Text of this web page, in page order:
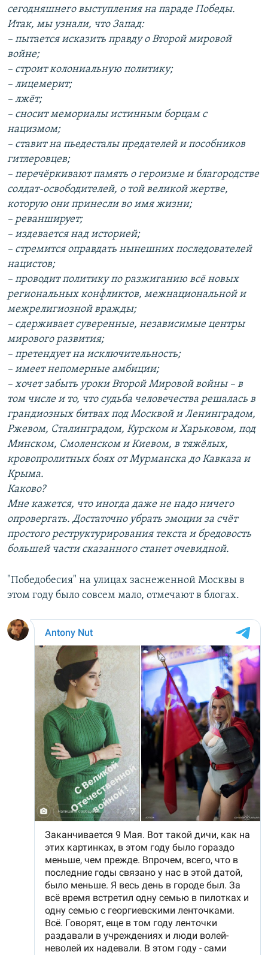
сегодняшнего выступления на параде Победы.
Итак, мы узнали, что Запад:
– пытается исказить правду о Второй мировой
войне;
– строит колониальную политику;
– лицемерит;
– лжёт;
– сносит мемориалы истинным борцам с
нацизмом;
– ставит на пьедесталы предателей и пособников
гитлеровцев;
– перечёркивают память о героизме и благородстве
солдат-освободителей, о той великой жертве,
которую они принесли во имя жизни;
– реванширует;
– издевается над историей;
– стремится оправдать нынешних последователей
нацистов;
– проводит политику по разжиганию всё новых
региональных конфликтов, межнациональной и
межрелигиозной вражды;
– сдерживает суверенные, независимые центры
мирового развития;
– претендует на исключительность;
– имеет непомерные амбиции;
– хочет забыть уроки Второй Мировой войны – в
том числе и то, что судьба человечества решалась в
грандиозных битвах под Москвой и Ленинградом,
Ржевом, Сталинградом, Курском и Харьковом, под
Минском, Смоленском и Киевом, в тяжёлых,
кровопролитных боях от Мурманска до Кавказа и
Крыма.
Каково?
Мне кажется, что иногда даже не надо ничего
опровергать. Достаточно убрать эмоции за счёт
простого реструктурирования текста и бредовость
большей части сказанного станет очевидной.
"Победобесия" на улицах заснеженной Москвы в
этом году было совсем мало, отмечают в блогах.